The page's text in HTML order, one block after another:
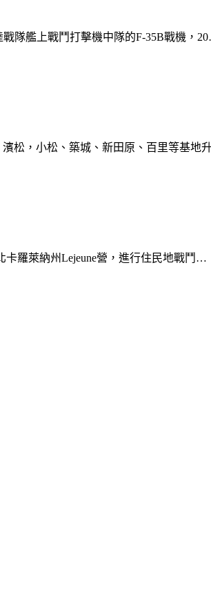
隊艦上戰鬥打擊機中隊的F-35B戰機，
松，小松、築城、新田原、百里等基地
卡羅萊納州Lejeune營，進行住民地戰鬥…